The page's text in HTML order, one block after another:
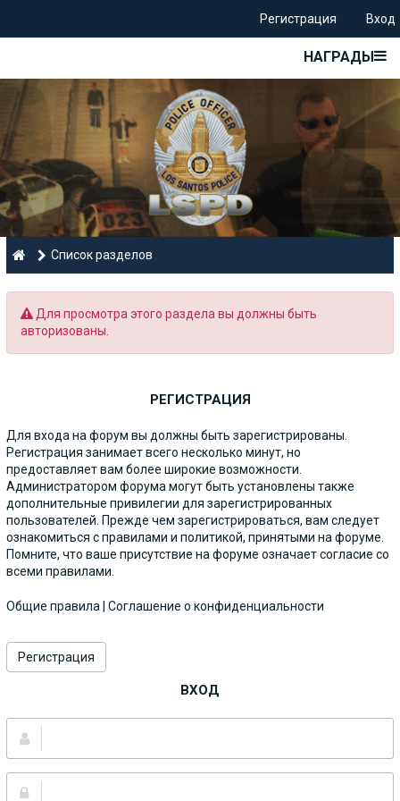
Регистрация Вход
НАГРАДЫ
Список разделов
Для просмотра этого раздела вы должны быть
авторизованы.
РЕГИСТРАЦИЯ
Для входа на форум вы должны быть зарегистрированы.
Регистрация занимает всего несколько минут, но
предоставляет вам более широкие возможности.
Администратором форума могут быть установлены также
дополнительные привилегии для зарегистрированных
пользователей. Прежде чем зарегистрироваться, вам следует
ознакомиться с правилами и политикой, принятыми на форуме.
Помните, что ваше присутствие на форуме означает согласие со
всеми правилами.
Общие правила Соглашение о конфиденциальности
Регистрация
ВХОД